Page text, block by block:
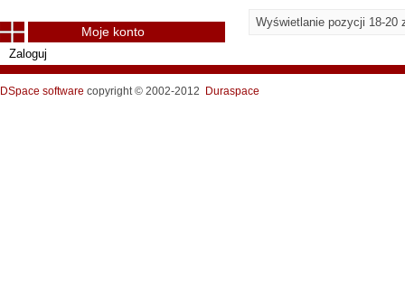
Wyświetlanie pozycji 18-20
Moje konto
Zaloguj
DSpace software copyright © 2002-2012 Duraspace